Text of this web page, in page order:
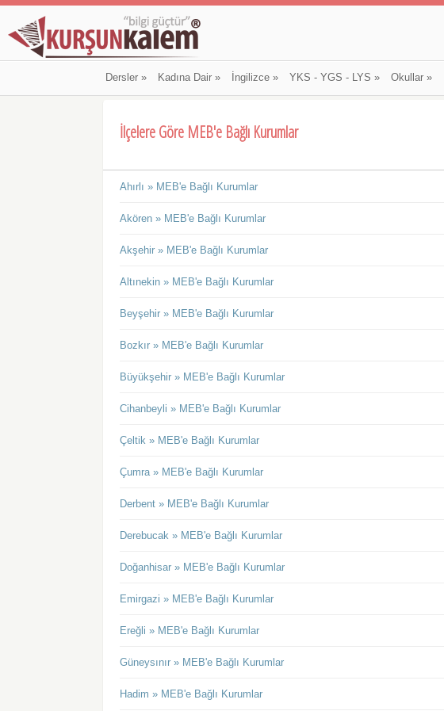
Dersler» Kadına Dair» İngilizce» YKS - YGS - LYS » Okullar»
İlçelere Göre MEB'e Bağlı Kurumlar
Ahırlı » MEB'e Bağlı Kurumlar
Akören » MEB'e Bağlı Kurumlar
Akşehir » MEB'e Bağlı Kurumlar
Altınekin » MEB'e Bağlı Kurumlar
Beyşehir » MEB'e Bağlı Kurumlar
Bozkır » MEB'e Bağlı Kurumlar
Büyükşehir » MEB'e Bağlı Kurumlar
Cihanbeyli » MEB'e Bağlı Kurumlar
Çeltik » MEB'e Bağlı Kurumlar
Çumra » MEB'e Bağlı Kurumlar
Derbent » MEB'e Bağlı Kurumlar
Derebucak » MEB'e Bağlı Kurumlar
Doğanhisar » MEB'e Bağlı Kurumlar
Emirgazi » MEB'e Bağlı Kurumlar
Ereğli » MEB'e Bağlı Kurumlar
Güneysınır » MEB'e Bağlı Kurumlar
Hadim » MEB'e Bağlı Kurumlar